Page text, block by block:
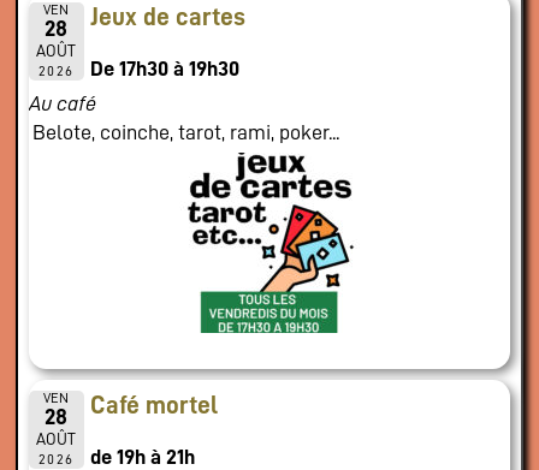
VEN
28
AOÛT
2026
Jeux de cartes
De 17h30 à 19h30
Au café
Belote, coinche, tarot, rami, poker...
VEN
28
AOÛT
2026
Café mortel
de 19h à 21h